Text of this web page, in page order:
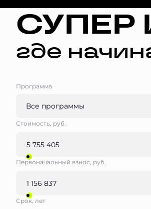
СУПЕР
где
Программа
Все программы
Стоимость, руб.
Первоначальный взнос, руб.
Срок, лет